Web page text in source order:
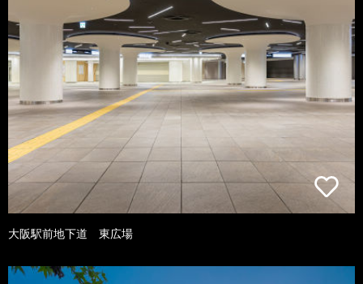
大阪駅前地下道 東広場